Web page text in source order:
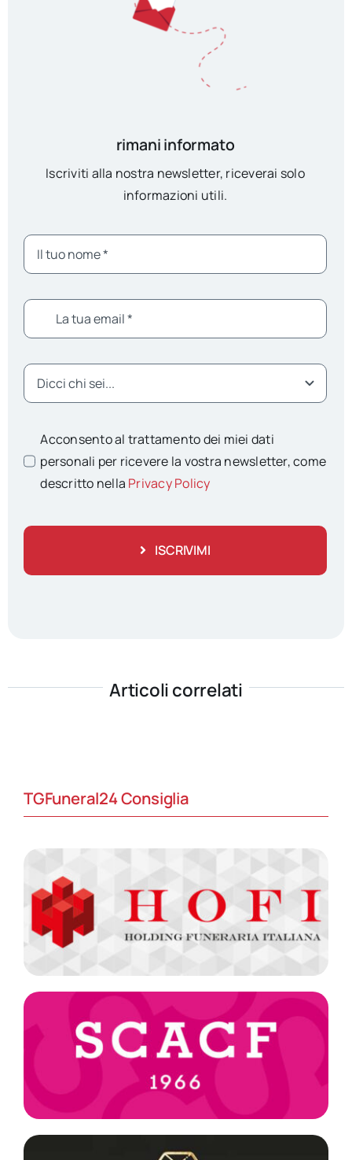
rimani informato
Iscriviti alla nostra newsletter, riceverai solo
informazioni utili.
Acconsento al trattamento dei miei dati
personali per ricevere la vostra newsletter, come
descritto nella Privacy Policy
ISCRIVIMI
Articoli correlati
TGFuneral24 Consiglia